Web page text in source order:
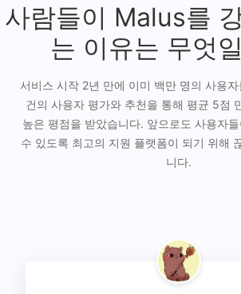
사람들이 Malus를
는 이유는 무엇
서비스 시작 2년 만에 이미 백만 명의 사용
건의 사용자 평가와 추천을 통해 평균 5점
높은 평점을 받았습니다. 앞으로도 사용자
수 있도록 최고의 지원 플랫폼이 되기 위해
니다.